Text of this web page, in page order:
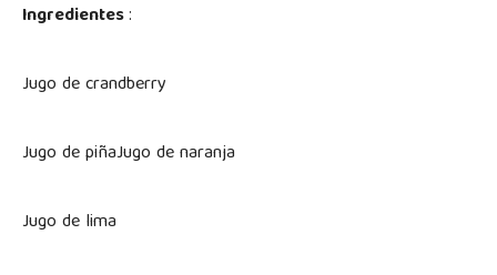
Ingredientes:
Jugo de crandberry
Jugo de piñaJugo de naranja
Jugo de lima